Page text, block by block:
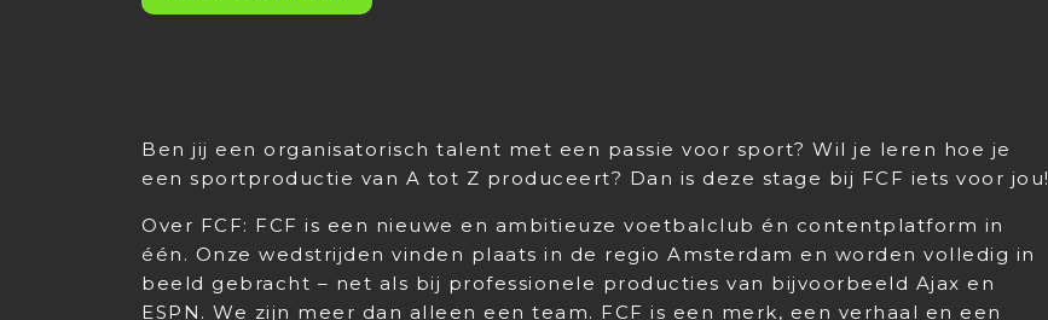
Ben jij een organisatorisch talent met een passie voor sport? Wil je leren hoe je
een sportproductie van A tot Z produceert? Dan is deze stage bij FCF iets voor jou!
Over FCF: FCF is een nieuwe en ambitieuze voetbalclub én contentplatform in
één. Onze wedstrijden vinden plaats in de regio Amsterdam en worden volledig in
beeld gebracht – net als bij professionele producties van bijvoorbeeld Ajax en
ESPN. We zijn meer dan alleen een team. FCF is een merk, een verhaal en een